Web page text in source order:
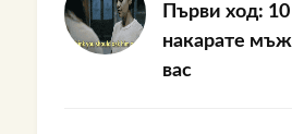
Първи ход: 10
накарате
вас